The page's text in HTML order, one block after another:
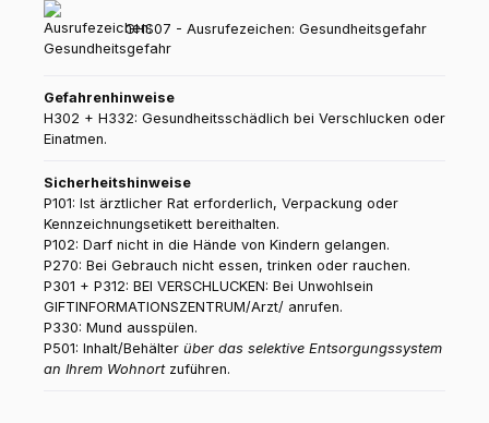
GHS07 - Ausrufezeichen: Gesundheitsgefahr
Gefahrenhinweise
H302 + H332: Gesundheitsschädlich bei Verschlucken oder
Einatmen.
Sicherheitshinweise
P101: Ist ärztlicher Rat erforderlich, Verpackung oder
Kennzeichnungsetikett bereithalten.
P102: Darf nicht in die Hände von Kindern gelangen.
P270: Bei Gebrauch nicht essen, trinken oder rauchen.
P301 + P312: BEI VERSCHLUCKEN: Bei Unwohlsein
GIFTINFORMATIONSZENTRUM/Arzt/ anrufen.
P330: Mund ausspülen.
P501: Inhalt/Behälter über das selektive Entsorgungssystem
an Ihrem Wohnortzuführen.